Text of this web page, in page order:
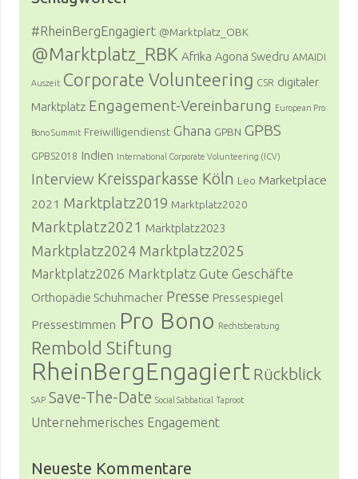
#RheinBergEngagiert @Marktplatz_OBK
@Marktplatz_RBK Afrika Agona Swedru AMAIDI
Auszeit Corporate Volunteering CSR digitaler
Marktplatz Engagement-Vereinbarung European Pro
Bono Summit Freiwilligendienst Ghana GPBN GPBS
GPBS2018 Indien International Corporate Volunteering (ICV)
Interview Kreissparkasse Köln Leo Marketplace
2021 Marktplatz2019 Marktplatz2020
Marktplatz2021 Marktplatz2023
Marktplatz2024 Marktplatz2025
Marktplatz2026 Marktplatz Gute Geschäfte
Orthopädie Schuhmacher Presse Pressespiegel
Pressestimmen Pro Bono Rechtsberatung
Rembold Stiftung
RheinBergEngagiert Rückblick
SAP Save-The-Date Social Sabbatical Taproot
Unternehmerisches Engagement
Neueste Kommentare